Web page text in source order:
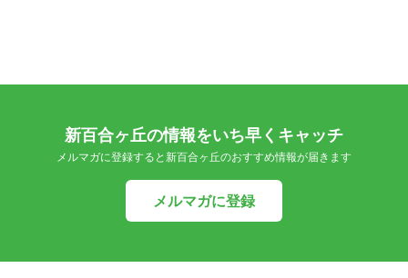
新百合ヶ丘の情報をいち早くキャッチ
メルマガに登録すると新百合ヶ丘のおすすめ情報が届きます
メルマガに登録